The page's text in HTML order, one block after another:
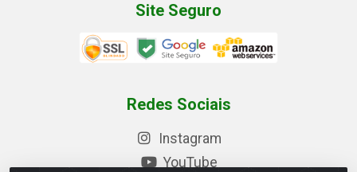
Site Seguro
Redes Sociais
Instagram
YouTube